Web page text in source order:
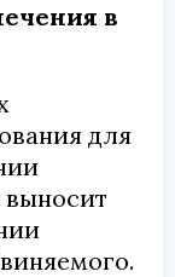
в
для
выносит